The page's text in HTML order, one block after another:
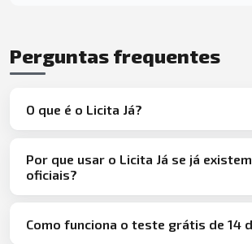
Perguntas frequentes
O que é o Licita Já?
Por que usar o Licita Já se já
oficiais?
Como funciona o teste grátis de 14